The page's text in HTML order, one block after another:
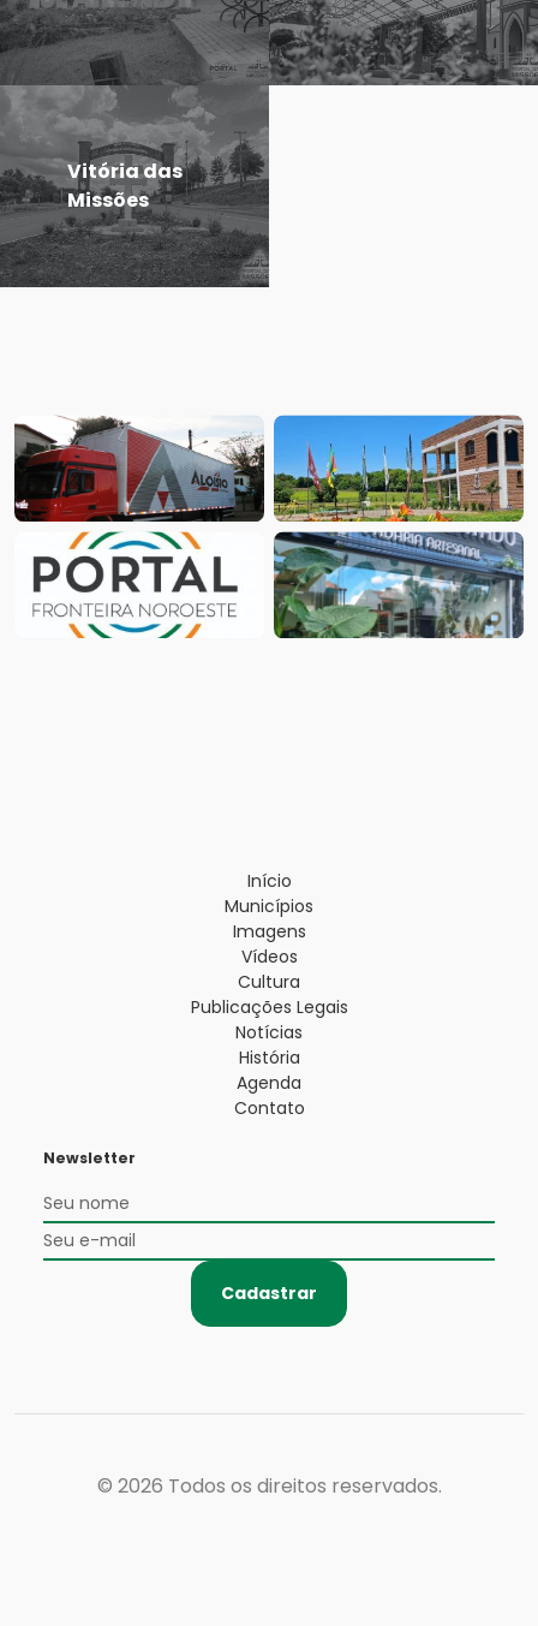
Vitória das
Missões
Início
Municípios
Imagens
Vídeos
Cultura
Publicações Legais
Notícias
História
Agenda
Contato
Newsletter
Cadastrar
© 2026 Todos os direitos reservados.